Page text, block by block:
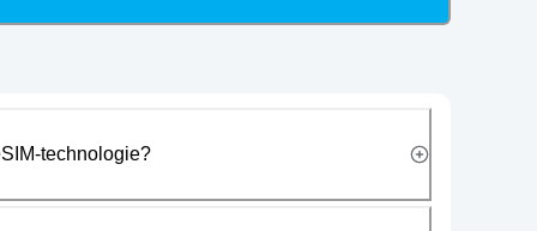
technologie?